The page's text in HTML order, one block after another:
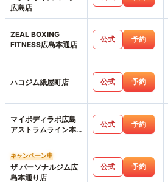
広島店
ZEAL BOXING
FITNESS広島本通店
公式 予約
ハコジム紙屋町店 公式 予約
マイボディラボ広島
アストラムライン本
公式 予約
キャンペーン中
ザ パーソナルジム広
島本通り店
公式 予約